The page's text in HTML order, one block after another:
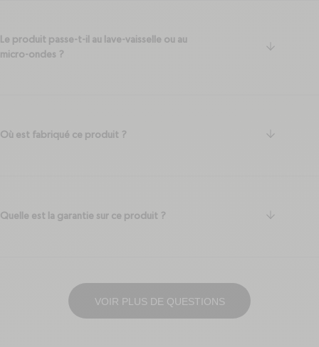
Le produit passe-t-il au lave-vaisselle ou au
micro-ondes ?
Où est fabriqué ce produit ?
Quelle est la garantie sur ce produit ?
VOIR PLUS DE QUESTIONS